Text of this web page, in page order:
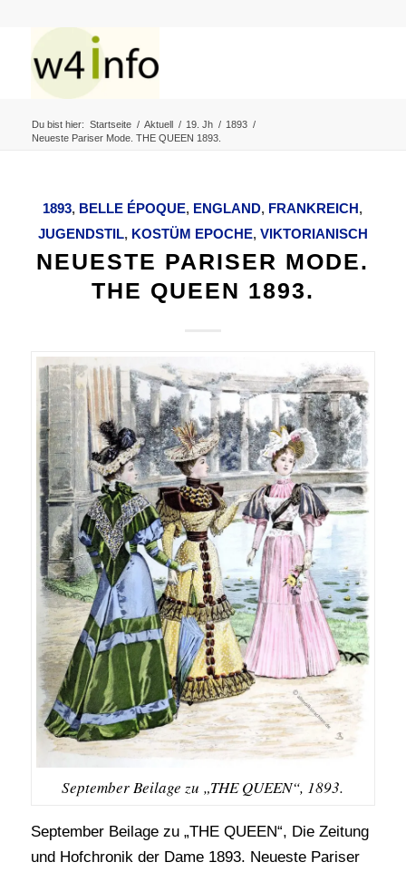
Du bist hier: Startseite / Aktuell / 19. Jh / 1893 /
Neueste Pariser Mode. THE QUEEN 1893.
1893, BELLE ÉPOQUE, ENGLAND, FRANKREICH,
JUGENDSTIL, KOSTÜM EPOCHE, VIKTORIANISCH
NEUESTE PARISER MODE.
THE QUEEN 1893.
September Beilage zu „THE QUEEN“, 1893.
September Beilage zu „THE QUEEN“, Die Zeitung
und Hofchronik der Dame 1893. Neueste Pariser